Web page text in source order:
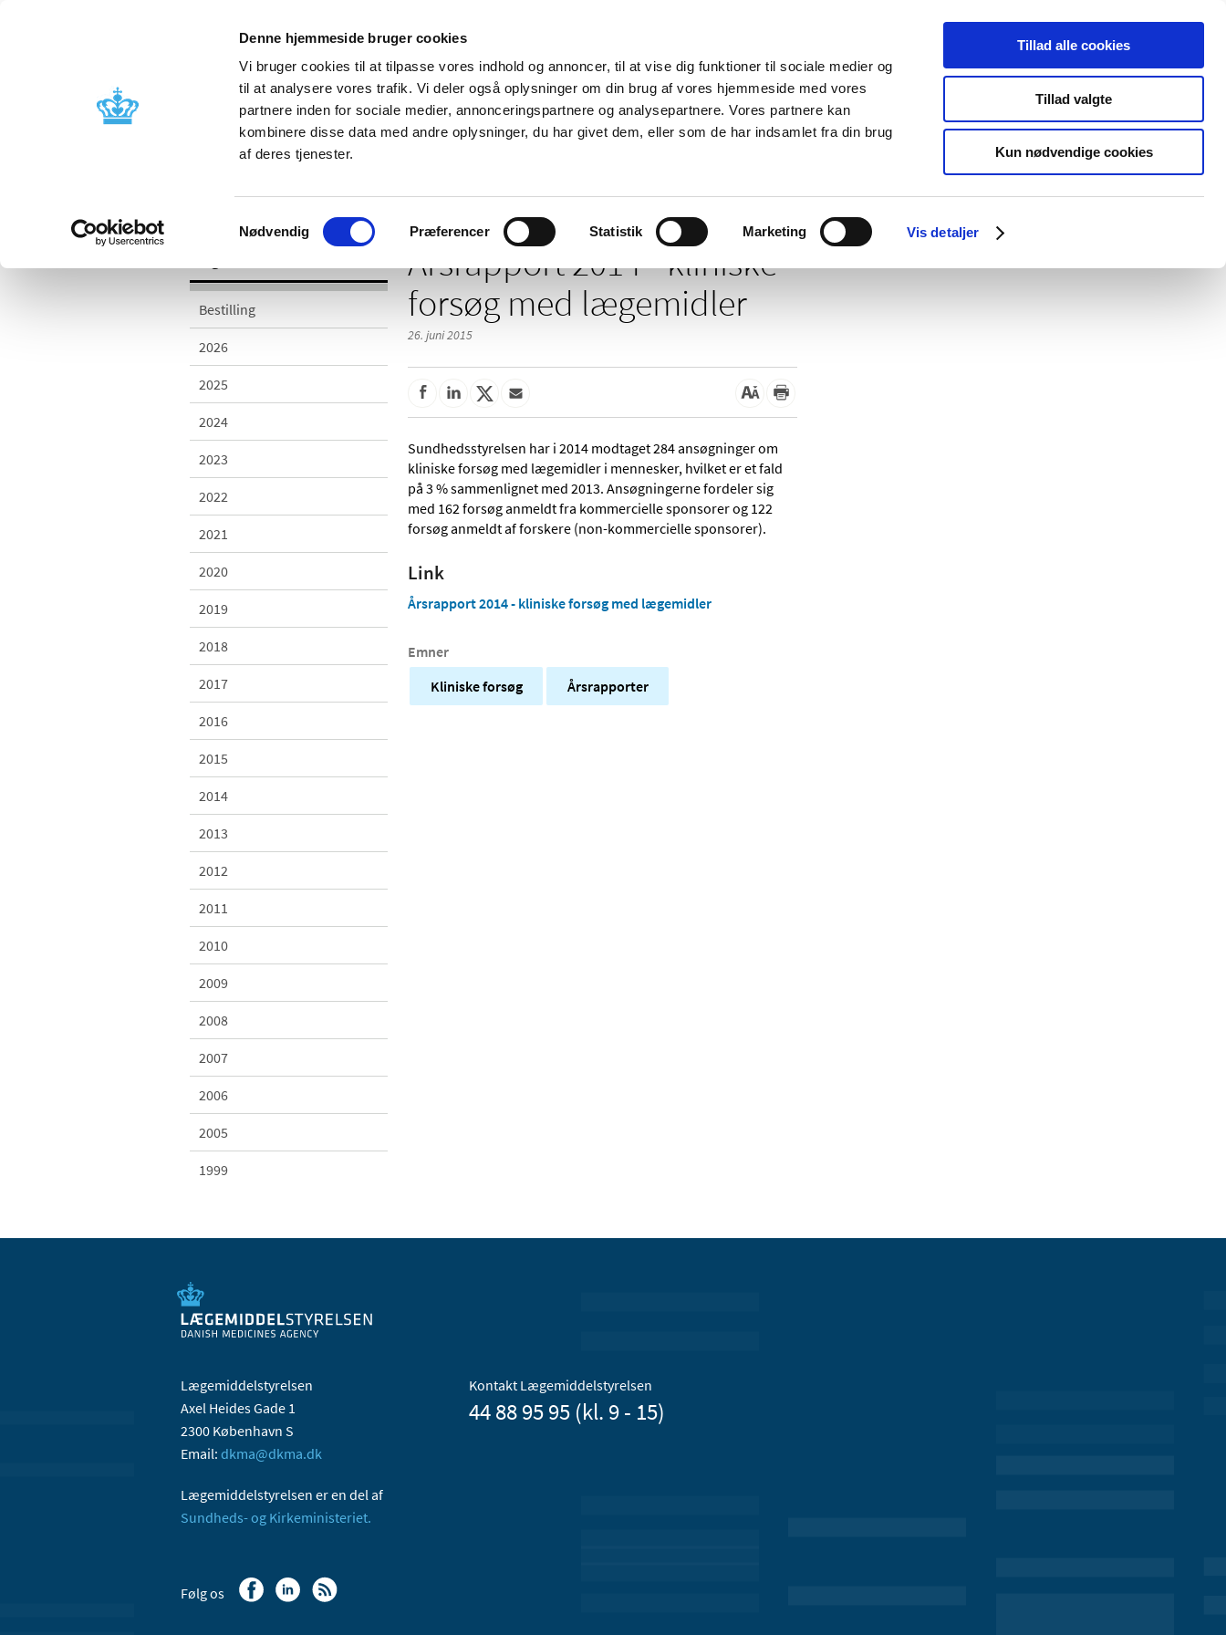
Denne hjemmeside bruger cookies
Vi bruger cookies til at tilpasse vores indhold og annoncer, til at vise dig funktioner til sociale medier og
til at analysere vores trafik. Vi deler også oplysninger om din brug af vores hjemmeside med vores
partnere inden for sociale medier, annonceringspartnere og analysepartnere. Vores partnere kan
kombinere disse data med andre oplysninger, du har givet dem, eller som de har indsamlet fra din brug
af deres tjenester.
Samtykkevalg
Nødvendig Præferencer Statistik Marketing Vis detaljer
Tillad alle cookies
Tillad valgte
Kun nødvendige cookies
Nyheder Om os Kontakt Udgivelser
Godkendelse og
Bivirkninger og
produktinformation
Tilskud og
Apoteker og salg af
Medicinsk
Særlige
produktområder
Bestilling
2026
2025
2024
2023
2022
2021
2020
2019
2018
2017
2016
2015
2014
2013
2012
2011
2010
2009
2008
2007
2006
2005
1999
Årsrapport 2014 - kliniske
forsøg med lægemidler
26. juni 2015
Sundhedsstyrelsen har i 2014 modtaget 284 ansøgninger om
kliniske forsøg med lægemidler i mennesker, hvilket er et fald
på 3 % sammenlignet med 2013. Ansøgningerne fordeler sig
med 162 forsøg anmeldt fra kommercielle sponsorer og 122
forsøg anmeldt af forskere (non-kommercielle sponsorer).
Link
Årsrapport 2014 - kliniske forsøg med lægemidler
Emner
Kliniske forsøg
Årsrapporter
Lægemiddelstyrelsen
Axel Heides Gade 1
2300 København S
Email: dkma@dkma.dk
Lægemiddelstyrelsen er en del af
Sundheds- og Kirkeministeriet.
Kontakt Lægemiddelstyrelsen
44 88 95 95 (kl. 9 - 15)
Følg os